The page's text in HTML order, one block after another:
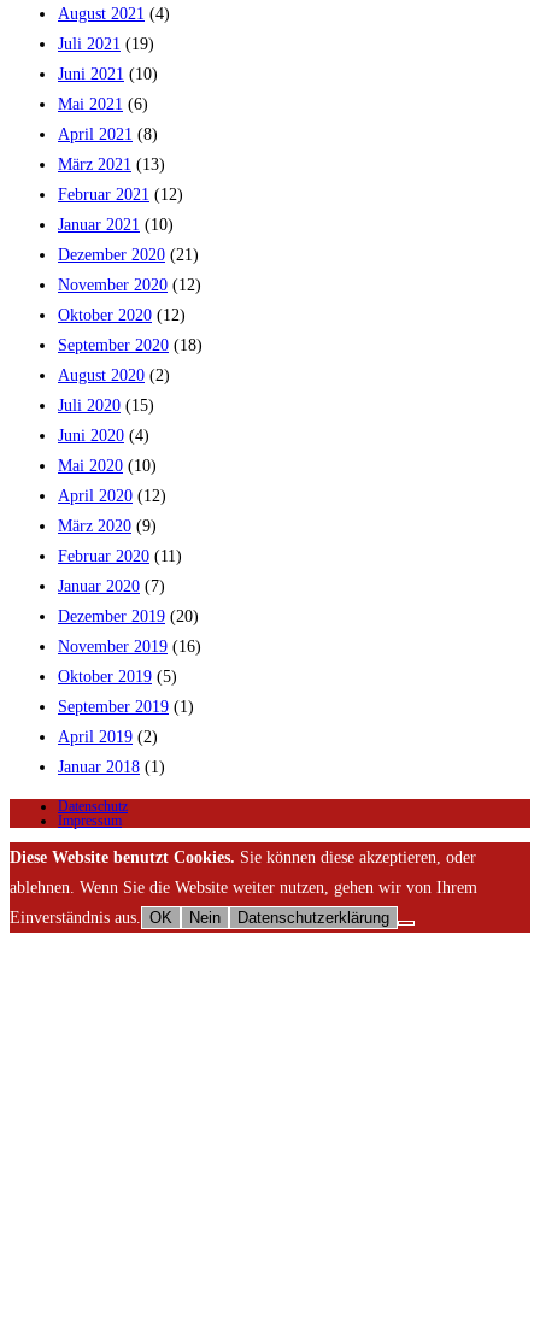
August 2021 (4)
Juli 2021 (19)
Juni 2021 (10)
Mai 2021 (6)
April 2021 (8)
März 2021 (13)
Februar 2021 (12)
Januar 2021 (10)
Dezember 2020 (21)
November 2020 (12)
Oktober 2020 (12)
September 2020 (18)
August 2020 (2)
Juli 2020 (15)
Juni 2020 (4)
Mai 2020 (10)
April 2020 (12)
März 2020 (9)
Februar 2020 (11)
Januar 2020 (7)
Dezember 2019 (20)
November 2019 (16)
Oktober 2019 (5)
September 2019 (1)
April 2019 (2)
Januar 2018 (1)
Datenschutz
Impressum
Diese Website benutzt Cookies. Sie können diese akzeptieren, oder
ablehnen. Wenn Sie die Website weiter nutzen, gehen wir von Ihrem
Einverständnis aus.
OK Nein Datenschutzerklärung